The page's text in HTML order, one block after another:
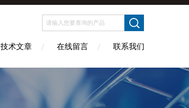
技术文章 在线留言 联系我们